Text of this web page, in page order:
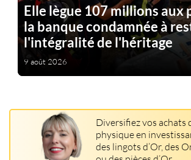
Elle lègue 107 millions aux
la banque condamnée à
l'intégralité de l'héritage
9 août 2026
Diversifiez vos achats
physique en
des lingots d’Or, des